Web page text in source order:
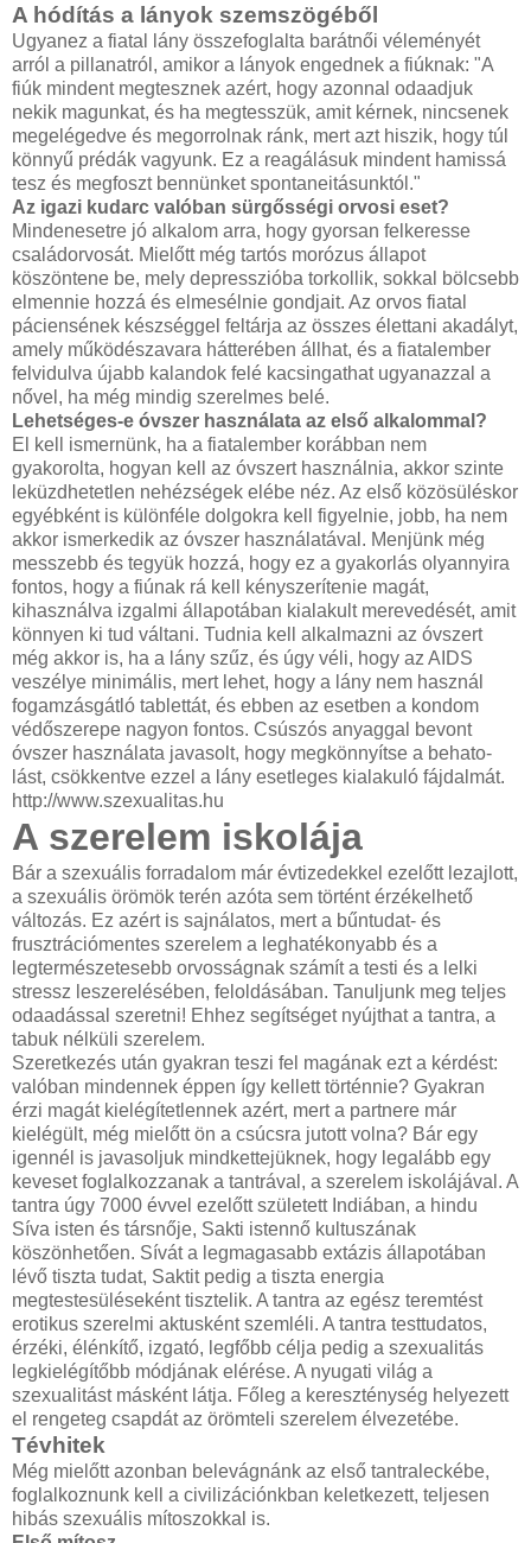
A hódítás a lányok szemszögéből
Ugyanez a fiatal lány összefoglalta barátnői véleményét
arról a pillanatról, amikor a lányok engednek a fiúknak: "A
fiúk mindent megtesznek azért, hogy azonnal odaadjuk
nekik magunkat, és ha megtesszük, amit kérnek, nincsenek
megelégedve és megorrolnak ránk, mert azt hiszik, hogy túl
könnyű prédák vagyunk. Ez a reagálásuk mindent hamissá
tesz és megfoszt bennünket spontaneitásunktól."
Az igazi kudarc valóban sürgősségi orvosi eset?
Mindenesetre jó alkalom arra, hogy gyorsan felkeresse
családorvosát. Mielőtt még tartós morózus állapot
köszöntene be, mely depresszióba torkollik, sokkal bölcsebb
elmennie hozzá és elmesélnie gondjait. Az orvos fiatal
páciensének készséggel feltárja az összes élettani akadályt,
amely működészavara hátterében állhat, és a fiatalember
felvidulva újabb kalandok felé kacsingathat ugyanazzal a
nővel, ha még mindig szerelmes belé.
Lehetséges-e óvszer használata az első alkalommal?
El kell ismernünk, ha a fiatalember korábban nem
gyakorolta, hogyan kell az óvszert használnia, akkor szinte
leküzdhetetlen nehézségek elébe néz. Az első közösüléskor
egyébként is különféle dolgokra kell figyelnie, jobb, ha nem
akkor ismerkedik az óvszer használatával. Menjünk még
messzebb és tegyük hozzá, hogy ez a gyakorlás olyannyira
fontos, hogy a fiúnak rá kell kényszerítenie magát,
kihasználva izgalmi állapotában kialakult merevedését, amit
könnyen ki tud váltani. Tudnia kell alkalmazni az óvszert
még akkor is, ha a lány szűz, és úgy véli, hogy az AIDS
veszélye minimális, mert lehet, hogy a lány nem használ
fogamzásgátló tablettát, és ebben az esetben a kondom
védőszerepe nagyon fontos. Csúszós anyaggal bevont
óvszer használata javasolt, hogy megkönnyítse a behato­
lást, csökkentve ezzel a lány esetleges kialakuló fájdalmát.
http://www.szexualitas.hu
A szerelem iskolája
Bár a szexuális forradalom már évtizedekkel ezelőtt lezajlott,
a szexuális örömök terén azóta sem történt érzékelhető
változás. Ez azért is sajnálatos, mert a bűntudat- és
frusztrációmentes szerelem a leghatékonyabb és a
legtermészetesebb orvosságnak számít a testi és a lelki
stressz leszerelésében, feloldásában. Tanuljunk meg teljes
odaadással szeretni! Ehhez segítséget nyújthat a tantra, a
tabuk nélküli szerelem.
Szeretkezés után gyakran teszi fel magának ezt a kérdést:
valóban mindennek éppen így kellett történnie? Gyakran
érzi magát kielégítetlennek azért, mert a partnere már
kielégült, még mielőtt ön a csúcsra jutott volna? Bár egy
igennél is javasoljuk mindkettejüknek, hogy legalább egy
keveset foglalkozzanak a tantrával, a szerelem iskolájával. A
tantra úgy 7000 évvel ezelőtt született Indiában, a hindu
Síva isten és társnője, Sakti istennő kultuszának
köszönhetően. Sívát a legmagasabb extázis állapotában
lévő tiszta tudat, Saktit pedig a tiszta energia
megtestesüléseként tisztelik. A tantra az egész teremtést
erotikus szerelmi aktusként szemléli. A tantra testtudatos,
érzéki, élénkítő, izgató, legfőbb célja pedig a szexualitás
legkielégítőbb módjának elérése. A nyugati világ a
szexualitást másként látja. Főleg a kereszténység helyezett
el rengeteg csapdát az örömteli szerelem élvezetébe.
Tévhitek
Még mielőtt azonban belevágnánk az első tantraleckébe,
foglalkoznunk kell a civilizációnkban keletkezett, teljesen
hibás szexuális mítoszokkal is.